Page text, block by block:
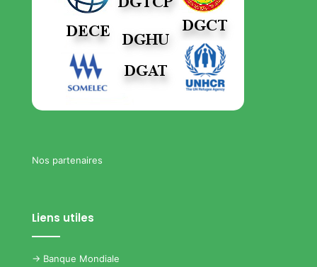
Nos partenaires
Liens utiles
-> Banque Mondiale